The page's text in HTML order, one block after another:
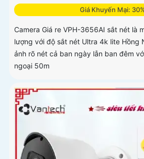
Giá Khuyến Mại:
Camera Giá re VPH-3656AI sắt nét là
lượng với độ sắt nét Ultra 4k lite Hồng
ảnh rõ nét cả ban ngày lẫn ban đêm
ngoại 50m